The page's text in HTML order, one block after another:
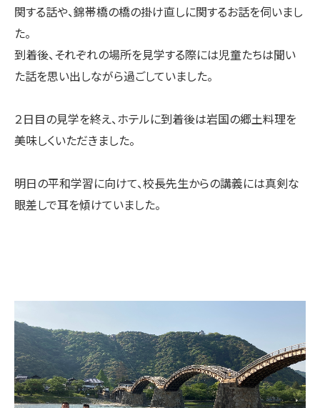
関する話や、錦帯橋の橋の掛け直しに関するお話を伺いまし
た。
到着後、それぞれの場所を見学する際には児童たちは聞い
た話を思い出しながら過ごしていました。
２日目の見学を終え、ホテルに到着後は岩国の郷土料理を
美味しくいただきました。
明日の平和学習に向けて、校長先生からの講義には真剣な
眼差しで耳を傾けていました。